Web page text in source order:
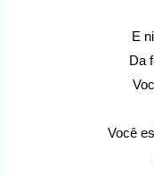
E
Da
Você